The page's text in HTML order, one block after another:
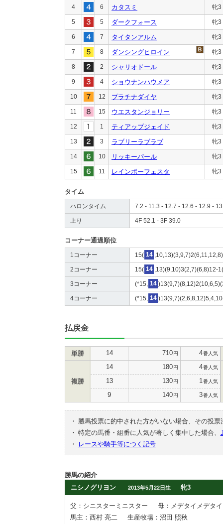
4 6 カタスミ 牝3
5 5 ダークフォース 牝3
6 7 タイタンアルム 牝3
7 8 ダンシングヒロイン 牝3
8 2 シャリオドール 牝3
9 4 ショウナンハウメア 牝3
10 12 プラチナダイヤ 牝3
11 15 ウエスタンジョリー 牝3
12 1 ティアップジェイド 牝3
13 3 ラブリーラブラブ 牝3
14 10 リッキーパール 牝3
15 11 レインボーフェスタ 牝3
タイム
ハロンタイム 7.2 - 11.3 - 12.7 - 12.6 - 12.9 -
上り 4F 52.1 - 3F 39.0
コーナー通過順位
1コーナー 15( 14
2コーナー 15( 14 ,13)(9,10)3(2,7)(6,8)12-
3コーナー (*15, 14
4コーナー (*15, 14
払戻金
単勝 14 710円 4番人気
複勝
14 180円 4番人気
13 130円 1 番人気
9 140円 3番人気
・
勝馬投票に的中された方がいない場合、その投
・ 特定の馬番・組番に人気が著しく集中した場合、
・
レースや騎手等につく記号
勝馬の紹介
ニシノグリヨン
2013年5月22日生 牝3
父：シニスターミニスター
母：メデタイメデタイ
馬主：西村 亮二
生産牧場：沼田 照秋